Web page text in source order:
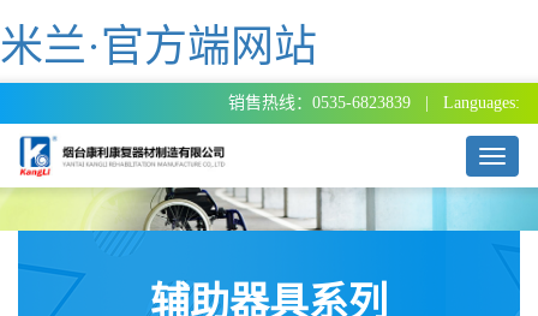
米兰·官方端网站
销售热线：0535-6823839 | Languages:
T
o
g
辅助器具系列